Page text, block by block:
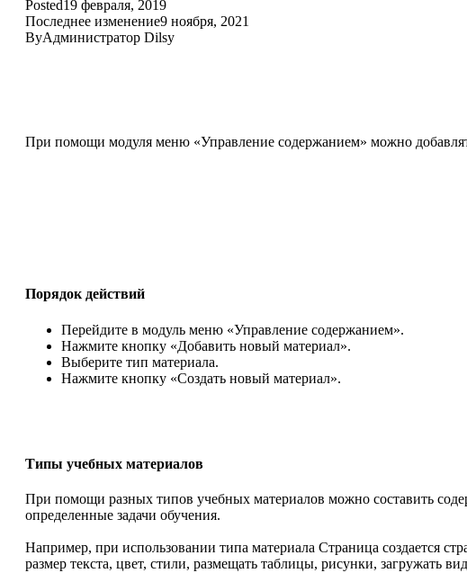
Posted19 февраля, 2019
Последнее изменение9 ноября, 2021
ByАдминистратор Dilsy
При помощи модуля меню «Управление содержанием» можно
Порядок действий
Перейдите в модуль меню «Управление содержанием».
Нажмите кнопку «Добавить новый материал».
Выберите тип материала.
Нажмите кнопку «Создать новый материал».
Типы учебных материалов
При помощи разных типов учебных материалов можно составить
определенные задачи обучения.
Например, при использовании типа материала Страница создается
размер текста, цвет, стили, размещать таблицы, рисунки, загружать